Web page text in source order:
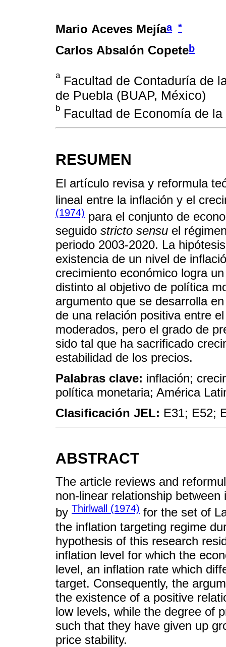
Mario Aceves Mejíaa *
Carlos Absalón Copeteb
aFacultad de Contaduría de
de Puebla (BUAP, México)
b Facultad de Economía de
RESUMEN
El artículo revisa y reformula
lineal entre la inflación y el
(1974) para el conjunto de
seguido stricto sensu el
periodo 2003-2020. La
existencia de un nivel de
crecimiento económico logra
distinto al objetivo de política
argumento que se desarrolla
de una relación positiva entre
moderados, pero el grado de
sido tal que ha sacrificado
estabilidad de los precios.
Palabras clave: inflación;
política monetaria; América
Clasificación JEL: E31; E52;
ABSTRACT
The article reviews and
non-linear relationship
by Thirlwall (1974) for the set of
the inflation targeting regime
hypothesis of this research
inflation level for which the
level, an inflation rate which
target. Consequently, the
the existence of a positive
low levels, while the degree of
such that they have given up
price stability.